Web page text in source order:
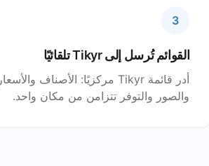
3
القوائم تُرسل إلى Tikyr تلقائيًا
أدر قائمة Tikyr مركزيًا: الأصناف والأسعار
والصور والتوفر تتزامن من مكان واحد.